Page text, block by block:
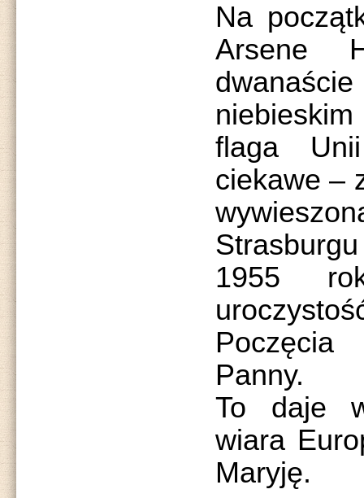
Na
Arsene
flaga
ciekawe –
1955
Poczęcia
Panny.
To daje
wiara
Maryję.